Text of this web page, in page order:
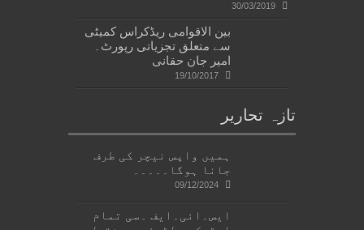
30/03/2019
بین الاقوامی ریڈکراس کمیٹی
سے متعلق تجزیاتی رپورٹ۔
امیر جان حقانی
19/10/2017
تازہ تحاریر
ہمیں واپس نیچر کی طرف
جانا ہوگا۔۔۔۔۔
09/12/2024
ایس۔ائی۔ایف ۔سی تمام